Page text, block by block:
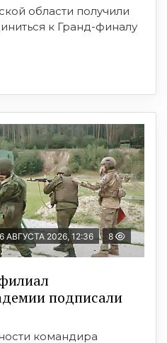
области получили
к Гранд-финалу
6 АВГУСТА 2026, 12:36 8
подписали
командира